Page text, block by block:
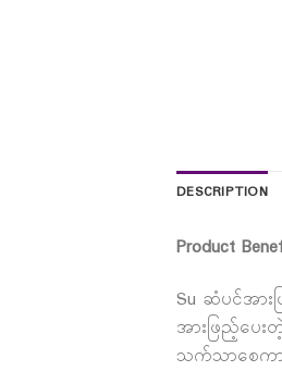
DESCRIPTION
Product
Su ဆံပင်အာ
အားဖြည့်ပေး
သက်သာစေကာ